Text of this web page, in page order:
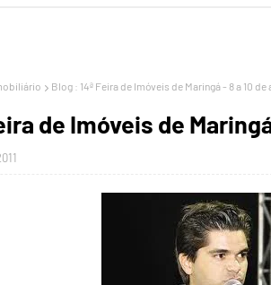
Blog : 14ª Feira de Imóveis de Maringá - 8 a 10 de
de Imóveis de